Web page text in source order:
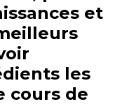
et
les
cours de